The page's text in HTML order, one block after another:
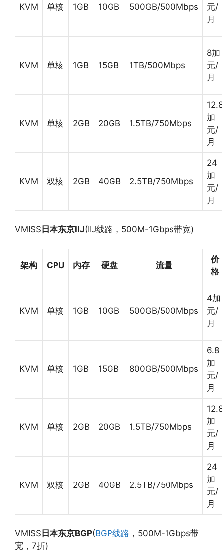
KVM 单核 1GB 10GB 500GB/500Mbps
元/
月
KVM 单核 1GB 15GB 1TB/500Mbps
8加
元/
月
KVM 单核 2GB 20GB 1.5TB/750Mbps
加
元/
月
KVM 双核 2GB 40GB 2.5TB/750Mbps
24
加
元/
月
VMISS 日本东京IIJ(IIJ线路，500M-1Gbps带宽)
架构 CPU 内存 硬盘 流量
价
格
KVM 单核 1GB 10GB 500GB/500Mbps
4加
元/
月
KVM 单核 1GB 15GB 800GB/500Mbps
6.8
加
元/
月
KVM 单核 2GB 20GB 1.5TB/750Mbps
加
元/
月
KVM 双核 2GB 40GB 2.5TB/750Mbps
24
加
元/
月
VMISS 日本东京BGP(BGP线路 ，500M-1Gbps带
宽，7折)